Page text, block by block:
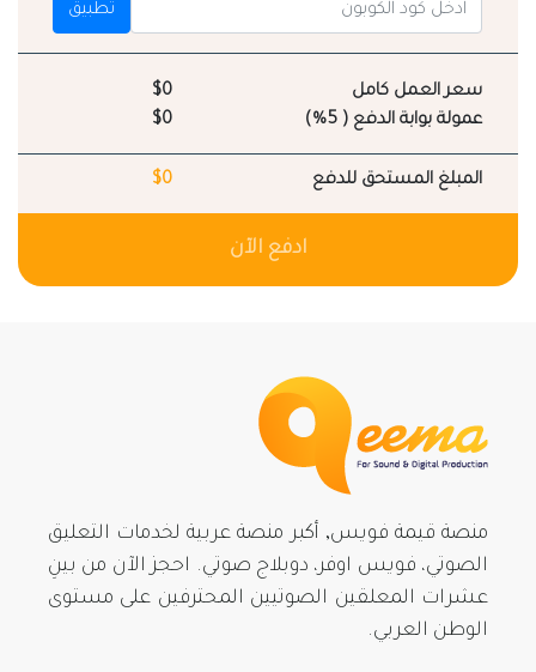
تطبيق
سعر العمل كامل
$0
عمولة بوابة الدفع ( 5%)
$0
المبلغ المستحق للدفع $0
ادفع الآن
منصة قيمة فويس, أكبر منصة عربية لخدمات التعليق
الصوتي، فويس اوفر، دوبلاج صوتي. احجز الآن من بينِ
عشرات المعلقين الصوتيين المحترفين على مستوى
الوطن العربي.